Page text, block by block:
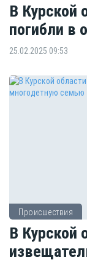
В Курской
погибли в
25.02.2025 09:53
Происшествия
В Курской